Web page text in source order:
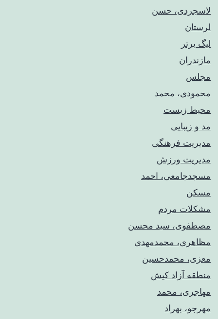
لاسجردی، حسن
لرستان
لیگ برتر
مازندران
مجلس
محمودی، محمد
محیط زیست
مد و زیبایی
مدیریت فرهنگی
مدیریت ورزش
مسجدجامعی، احمد
مسکن
مشکلات مردم
مصطفوی، سید محسن
مظاهری، محمدمهدی
معزی، محمدحسین
منطقه آزاد کیش
مهاجری، محمد
مهرجو، بهراد